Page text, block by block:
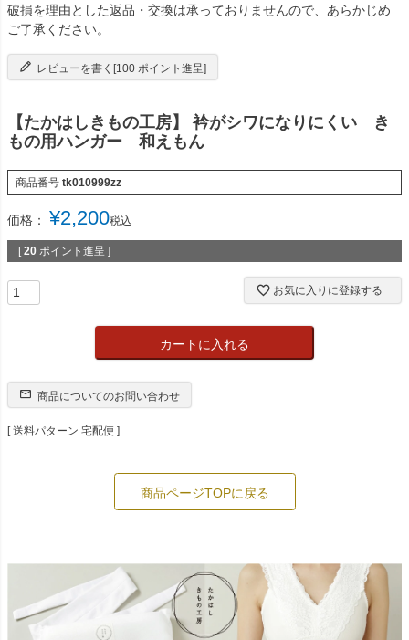
破損を理由とした返品・交換は承っておりませんので、あらかじめ
ご了承ください。
レビューを書く[100 ポイント進呈]
【たかはしきもの工房】 衿がシワになりにくい き
もの用ハンガー 和えもん
商品番号 tk010999zz
価格： ¥2,200税込
[ 20 ポイント進呈 ]
お気に入りに登録する
カートに入れる
商品についてのお問い合わせ
送料パターン 宅配便
商品ページTOPに戻る